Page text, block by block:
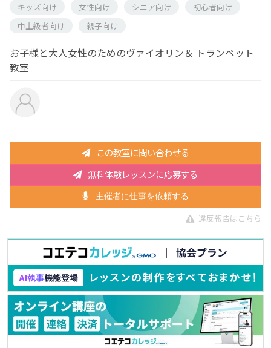
キッズ向け
女性向け シニア向け
初心者向け
中上級者向け
親子向け
お子様と大人女性のためのヴァイオリン＆ トランペット
教室
この教室に問い合わせる
無料体験レッスンに応募する
主催者に仕事を依頼する
違反報告はこちら